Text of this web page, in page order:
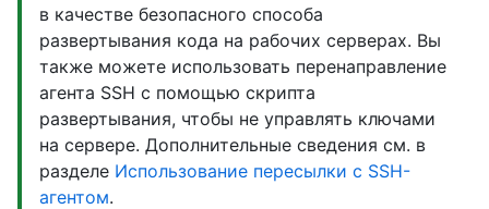
в качестве безопасного способа
развертывания кода на рабочих серверах. Вы
также можете использовать перенаправление
агента SSH с помощью скрипта
развертывания, чтобы не управлять ключами
на сервере. Дополнительные сведения см. в
разделе Использование пересылки с SSH-
агентом.